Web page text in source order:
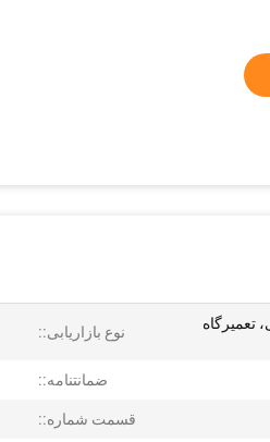
تعمیرگاه نوع بازاریابی::
ضمانتنامه::
قسمت شماره::